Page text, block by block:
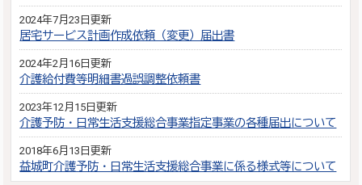
2024年7月23日更新
居宅サービス計画作成依頼（変更）届出書
2024年2月16日更新
介護給付費等明細書過誤調整依頼書
2023年12月15日更新
介護予防・日常生活支援総合事業指定事業の各種届出について
2018年6月13日更新
益城町介護予防・日常生活支援総合事業に係る様式等について